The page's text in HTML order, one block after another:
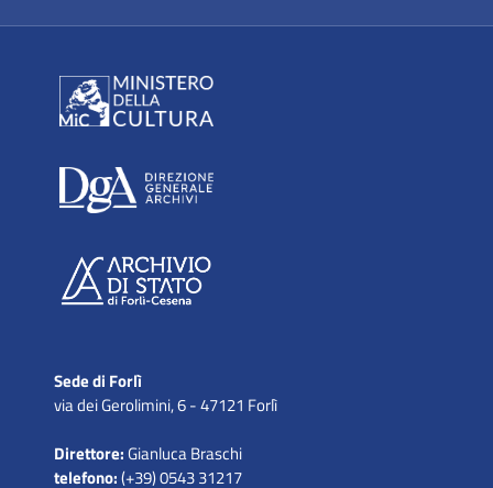
Sede di Forlì
via dei Gerolimini, 6 - 47121 Forlì
Direttore:Gianluca Braschi
telefono:(+39) 0543 31217